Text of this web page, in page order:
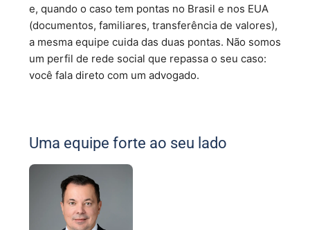
e, quando o caso tem pontas no Brasil e nos EUA
(documentos, familiares, transferência de valores),
a mesma equipe cuida das duas pontas. Não somos
um perfil de rede social que repassa o seu caso:
você fala direto com um advogado.
Uma equipe forte ao seu lado